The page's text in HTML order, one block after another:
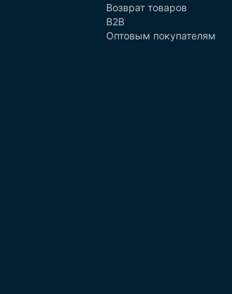
Возврат товаров
B2B
Оптовым покупателям